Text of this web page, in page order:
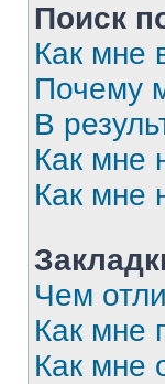
Поиск
Как мне
Почему
В
Как мне
Как мне
Чем
Как мне
Как мне